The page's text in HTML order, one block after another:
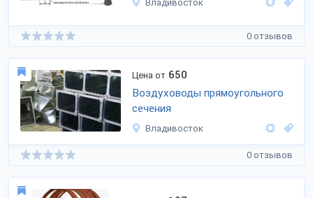
Владивосток
0 отзывов
Цена от 650
Воздуховоды прямоугольного
сечения
Владивосток
0 отзывов